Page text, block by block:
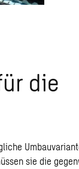
die
sie die